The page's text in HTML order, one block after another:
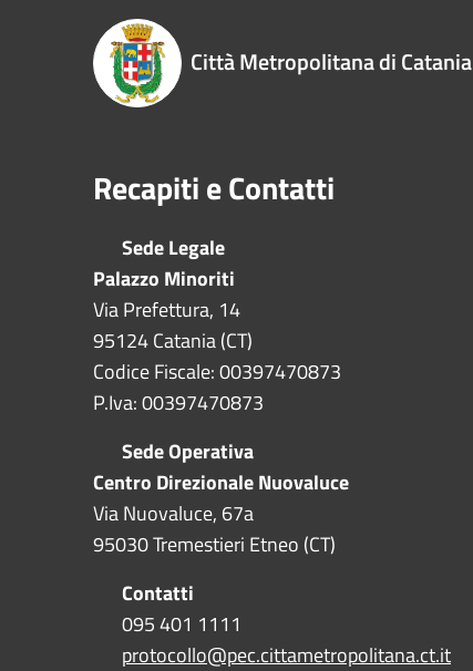
Città Metropolitana di Catania
Recapiti e Contatti
Sede Legale
Palazzo Minoriti
Via Prefettura, 14
95124 Catania (CT)
Codice Fiscale: 00397470873
P.Iva: 00397470873
Sede Operativa
Centro Direzionale Nuovaluce
Via Nuovaluce, 67a
95030 Tremestieri Etneo (CT)
Contatti
095 401 1111
protocollo@pec.cittametropolitana.ct.it